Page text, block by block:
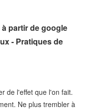
partir de google
- Pratiques de
de l'effet que l'on fait.
Ne plus trembler à